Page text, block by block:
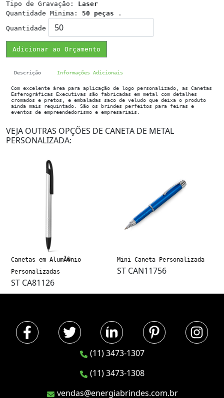
Tipo de Gravação: Laser
Quantidade Minima: 50 peças .
Quantidade
Adicionar ao Orçamento
Descrição Informações Adicionais
Com excelente área para aplicação de logo personalizado, as Canetas
Esferográficas Executivas são fabricadas em metal com detalhes
cromados e pretos, e embaladas saco de veludo que deixa o produto
ainda mais requintado. São os brindes perfeitos para feiras e
eventos de empreendedorismo e empresariais.
VEJA OUTRAS OPÇÕES DE CANETA DE METAL
PERSONALIZADA:
Canetas em AlumÃ�nio
Personalizadas
ST CA81126
Mini Caneta Personalizada
ST CAN11756
(11) 3473-1307
(11) 3473-1308
vendas@energiabrindes.com.br